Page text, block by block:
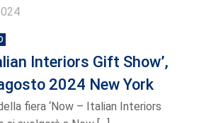
Interiors Gift Show’,
2024 New York
fiera ‘Now – Italian Interiors